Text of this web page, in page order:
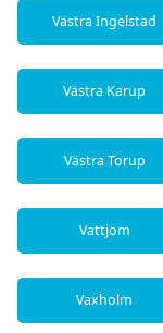
Västra Ingelstad
Västra Karup
Västra Torup
Vattjom
Vaxholm